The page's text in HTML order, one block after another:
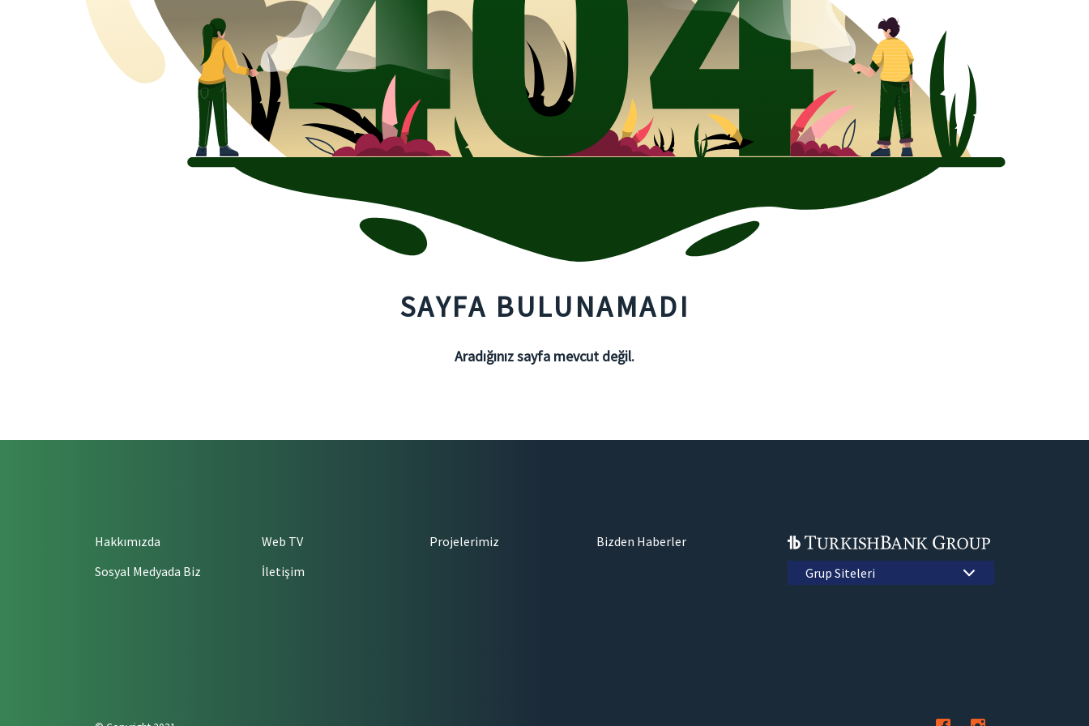
SAYFA BULUNAMADI
Aradığınız sayfa mevcut değil.
Hakkımızda Web TV Projelerimiz
Bizden Haberler
Sosyal Medyada Biz
İletişim Grup Siteleri